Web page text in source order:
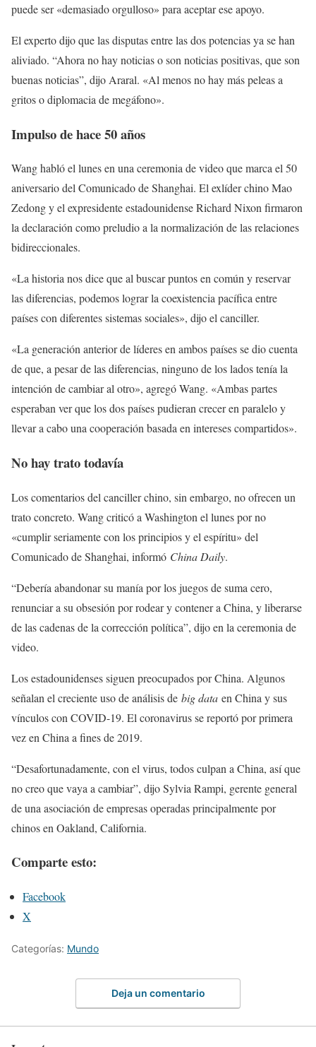
puede ser «demasiado orgulloso» para aceptar ese apoyo.
El experto dijo que las disputas entre las dos potencias ya se han
aliviado. “Ahora no hay noticias o son noticias positivas, que son
buenas noticias”, dijo Araral. «Al menos no hay más peleas a
gritos o diplomacia de megáfono».
Impulso de hace 50 años
Wang habló el lunes en una ceremonia de video que marca el 50
aniversario del Comunicado de Shanghai. El exlíder chino Mao
Zedong y el expresidente estadounidense Richard Nixon firmaron
la declaración como preludio a la normalización de las relaciones
bidireccionales.
«La historia nos dice que al buscar puntos en común y reservar
las diferencias, podemos lograr la coexistencia pacífica entre
países con diferentes sistemas sociales», dijo el canciller.
«La generación anterior de líderes en ambos países se dio cuenta
de que, a pesar de las diferencias, ninguno de los lados tenía la
intención de cambiar al otro», agregó Wang. «Ambas partes
esperaban ver que los dos países pudieran crecer en paralelo y
llevar a cabo una cooperación basada en intereses compartidos».
No hay trato todavía
Los comentarios del canciller chino, sin embargo, no ofrecen un
trato concreto. Wang criticó a Washington el lunes por no
«cumplir seriamente con los principios y el espíritu» del
Comunicado de Shanghai, informó China Daily.
“Debería abandonar su manía por los juegos de suma cero,
renunciar a su obsesión por rodear y contener a China, y liberarse
de las cadenas de la corrección política”, dijo en la ceremonia de
video.
Los estadounidenses siguen preocupados por China. Algunos
señalan el creciente uso de análisis de big data en China y sus
vínculos con COVID-19. El coronavirus se reportó por primera
vez en China a fines de 2019.
“Desafortunadamente, con el virus, todos culpan a China, así que
no creo que vaya a cambiar”, dijo Sylvia Rampi, gerente general
de una asociación de empresas operadas principalmente por
chinos en Oakland, California.
Comparte esto:
Facebook
X
Categorías: Mundo
Deja un comentario